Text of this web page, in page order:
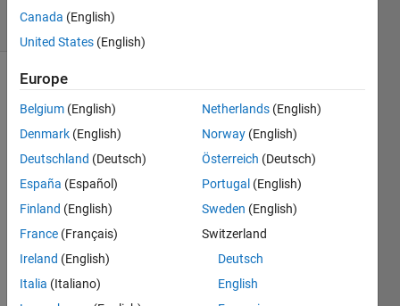
1 likes
Write a
function
that
an
interval
from a
and
divides
it into 5
Canada (English)
United States (English)
Europe
Belgium (English)
Denmark (English)
Deutschland (Deutsch)
España (Español)
Finland (English)
France (Français)
Ireland (English)
Italia (Italiano)
Netherlands (English)
Norway (English)
Österreich (Deutsch)
Portugal (English)
Sweden (English)
Switzerland
Deutsch
English